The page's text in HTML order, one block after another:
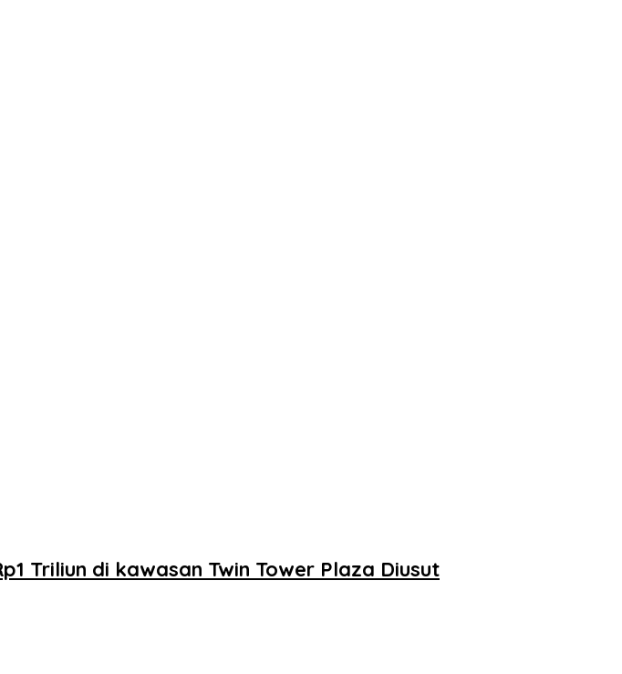
Triliun di kawasan Twin Tower Plaza Diusut